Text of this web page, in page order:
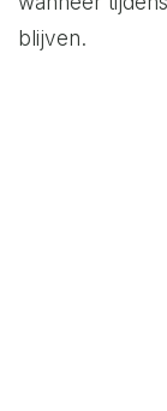
blijven.